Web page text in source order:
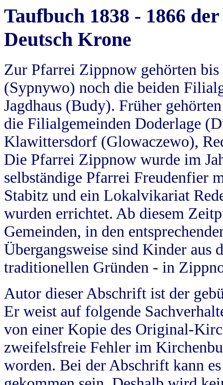
Taufbuch 1838 - 1866
Deutsch Krone
Zur Pfarrei Zippnow gehörten
(Sypnywo) noch die beiden
Jagdhaus (Budy). Früher
die Filialgemeinden Doderlage
Klawittersdorf (Glowaczewo),
Die Pfarrei Zippnow wurde im
selbständige Pfarrei Freudenfier
Stabitz und ein Lokalvikariat
wurden errichtet. Ab diesem
Gemeinden, in den
Übergangsweise sind Kinder aus
traditionellen Gründen - in
Autor dieser Abschrift ist der
Er weist auf folgende
von einer Kopie des Original-
zweifelsfreie Fehler im
worden. Bei der Abschrift kann